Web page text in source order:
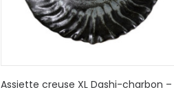
Assiette creuse XL Dashi-charbon –